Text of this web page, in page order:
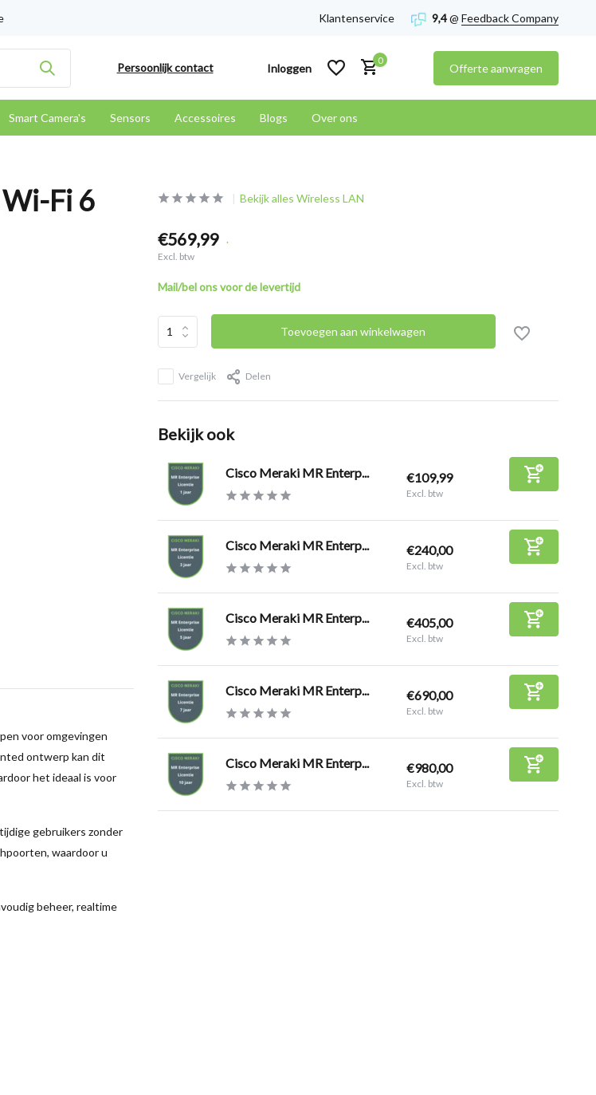
Klantenservice 9,4@ Feedback Company
Persoonlijk contact Inloggen
0
Offerte aanvragen
Smart Camera's Sensors Accessoires Blogs Over ons
Fi 6
voor omgevingen
ontwerp kan dit
het ideaal is voor
gebruikers zonder
waardoor u
beheer, realtime
Bekijk alles Wireless LAN
€569,99 .
Excl. btw
Mail/bel ons voor de levertijd
Toevoegen aan winkelwagen
Vergelijk Delen
Bekijk ook
Cisco Meraki MR Enterp... €109,99
Excl. btw
Cisco Meraki MR Enterp... €240,00
Excl. btw
Cisco Meraki MR Enterp... €405,00
Excl. btw
Cisco Meraki MR Enterp... €690,00
Excl. btw
Cisco Meraki MR Enterp... €980,00
Excl. btw